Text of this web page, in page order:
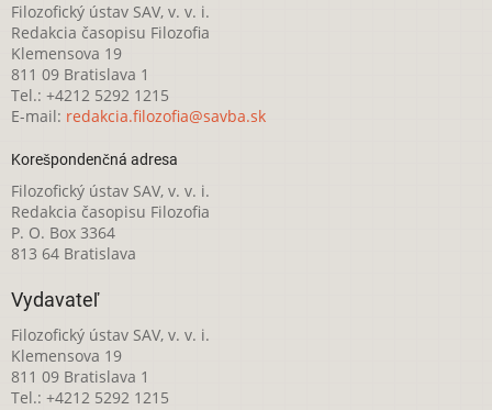
Filozofický ústav SAV, v. v. i.
Redakcia časopisu Filozofia
Klemensova 19
811 09 Bratislava 1
Tel.: +4212 5292 1215
E-mail: redakcia.filozofia@savba.sk
Korešpondenčná adresa
Filozofický ústav SAV, v. v. i.
Redakcia časopisu Filozofia
P. O. Box 3364
813 64 Bratislava
Vydavateľ
Filozofický ústav SAV, v. v. i.
Klemensova 19
811 09 Bratislava 1
Tel.: +4212 5292 1215